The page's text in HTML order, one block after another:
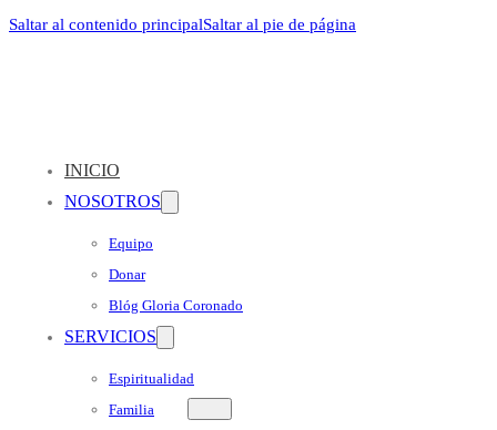
Saltar al contenido principalSaltar al pie de página
INICIO
NOSOTROS
Equipo
Donar
Blóg Gloria Coronado
SERVICIOS
Espiritualidad
Familia